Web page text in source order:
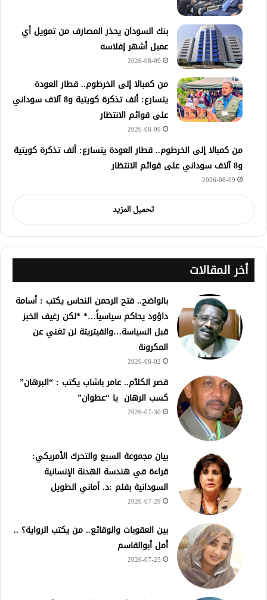
بنك السودان يحذر المصارف من تمويل أي
عميل أشهر إفلاسه
2026-08-09
من كمبالا إلى الخرطوم.. قطار العودة
يتسارع: ألف تذكرة كويتية و8 آلاف سوداني
على قوائم الانتظار
2026-08-09
من كمبالا إلى الخرطوم.. قطار العودة يتسارع: ألف تذكرة كويتية
و8 آلاف سوداني على قوائم الانتظار
2026-08-09
تحميل المزيد
أخر المقالات
بالواضح.. فتح الرحمن النحاس يكتب : أسامة
داؤود يحاكم سياسياً…* *لكن رغيف الخبز
قبل السياسة…والفيتريتة لن تغني عن
المكرونة
2026-08-02
قصر الكلآم.. عامر باشاب يكتب : “البرهان”
كسب الرهان يا “عطوان”
2026-07-30
بيان مجموعة السبع والتحرك الأمريكي:
قراءة في هندسة الهدنة الإنسانية
السودانية بقلم :د. أماني الطويل
2026-07-29
بين العقوبات والوقائع.. من يكتب الرواية؟ ..
أمل أبوالقاسم
2026-07-25